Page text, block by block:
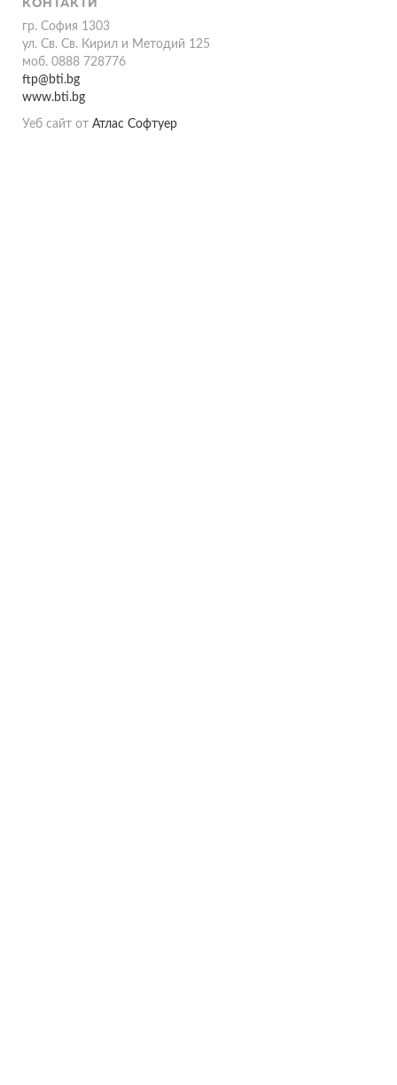
гр. София 1303
ул. Св. Св. Кирил и Методий 125
моб. 0888 728776
ftp@bti.bg
www.bti.bg
Уеб сайт от Атлас Софтуер